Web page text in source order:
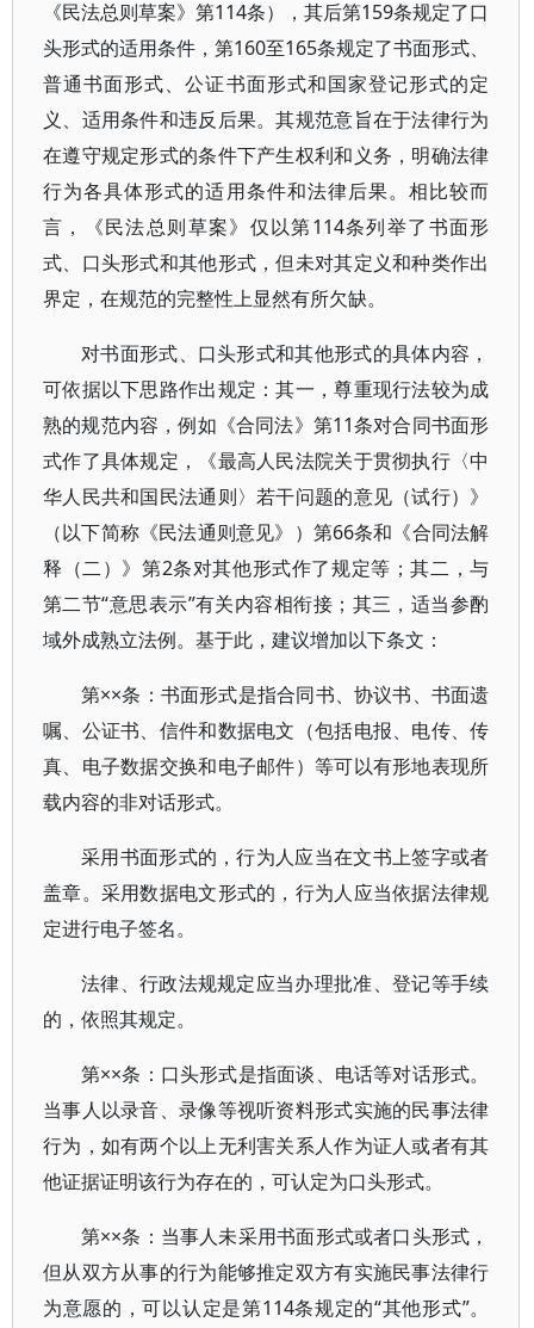
《民法总则草案》第114条），其后第159条规定了口
头形式的适用条件，第160至165条规定了书面形式、
普通书面形式、公证书面形式和国家登记形式的定
义、适用条件和违反后果。其规范意旨在于法律行为
在遵守规定形式的条件下产生权利和义务，明确法律
行为各具体形式的适用条件和法律后果。相比较而
言，《民法总则草案》仅以第114条列举了书面形
式、口头形式和其他形式，但未对其定义和种类作出
界定，在规范的完整性上显然有所欠缺。
对书面形式、口头形式和其他形式的具体内容，
可依据以下思路作出规定：其一，尊重现行法较为成
熟的规范内容，例如《合同法》第11条对合同书面形
式作了具体规定，《最高人民法院关于贯彻执行〈中
华人民共和国民法通则〉若干问题的意见（试行）》
（以下简称《民法通则意见》）第66条和《合同法解
释（二）》第2条对其他形式作了规定等；其二，与
第二节“意思表示”有关内容相衔接；其三，适当参酌
域外成熟立法例。基于此，建议增加以下条文：
第××条：书面形式是指合同书、协议书、书面遗
嘱、公证书、信件和数据电文（包括电报、电传、传
真、电子数据交换和电子邮件）等可以有形地表现所
载内容的非对话形式。
采用书面形式的，行为人应当在文书上签字或者
盖章。采用数据电文形式的，行为人应当依据法律规
定进行电子签名。
法律、行政法规规定应当办理批准、登记等手续
的，依照其规定。
第××条：口头形式是指面谈、电话等对话形式。
当事人以录音、录像等视听资料形式实施的民事法律
行为，如有两个以上无利害关系人作为证人或者有其
他证据证明该行为存在的，可认定为口头形式。
第××条：当事人未采用书面形式或者口头形式，
但从双方从事的行为能够推定双方有实施民事法律行
为意愿的，可以认定是第114条规定的“其他形式”。